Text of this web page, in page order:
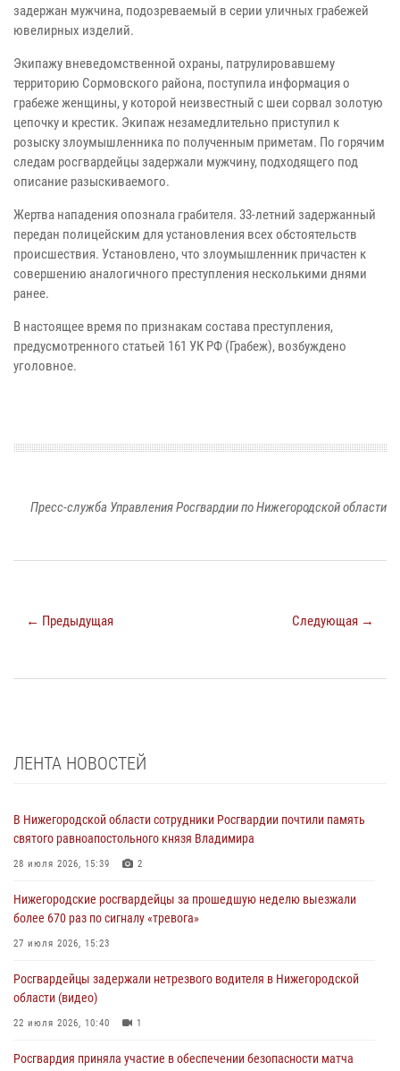
задержан мужчина, подозреваемый в серии уличных грабежей
ювелирных изделий.
Экипажу вневедомственной охраны, патрулировавшему
территорию Сормовского района, поступила информация о
грабеже женщины, у которой неизвестный с шеи сорвал золотую
цепочку и крестик. Экипаж незамедлительно приступил к
розыску злоумышленника по полученным приметам. По горячим
следам росгвардейцы задержали мужчину, подходящего под
описание разыскиваемого.
Жертва нападения опознала грабителя. 33-летний задержанный
передан полицейским для установления всех обстоятельств
происшествия. Установлено, что злоумышленник причастен к
совершению аналогичного преступления несколькими днями
ранее.
В настоящее время по признакам состава преступления,
предусмотренного статьей 161 УК РФ (Грабеж), возбуждено
уголовное.
Пресс-служба Управления Росгвардии по Нижегородской области
← Предыдущая Следующая →
ЛЕНТА НОВОСТЕЙ
В Нижегородской области сотрудники Росгвардии почтили память
святого равноапостольного князя Владимира
28 июля 2026, 15:39 2
Нижегородские росгвардейцы за прошедшую неделю выезжали
более 670 раз по сигналу «тревога»
27 июля 2026, 15:23
Росгвардейцы задержали нетрезвого водителя в Нижегородской
области (видео)
22 июля 2026, 10:40 1
Росгвардия приняла участие в обеспечении безопасности матча